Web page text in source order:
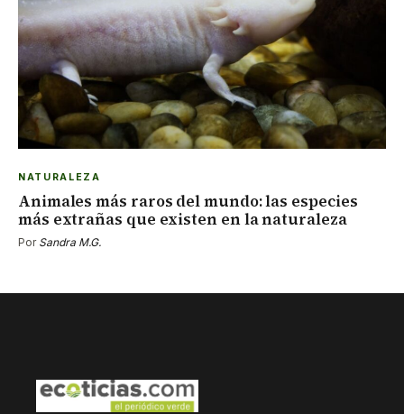
NATURALEZA
Animales más raros del mundo: las especies
más extrañas que existen en la naturaleza
Por Sandra M.G.